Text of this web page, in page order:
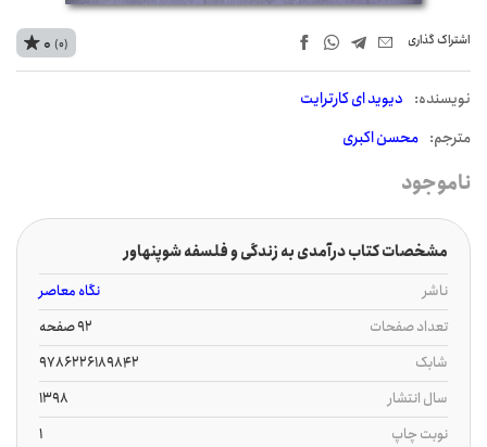
اشتراک‌ گذاری
نويسنده: دیوید ای کارترایت
مترجم: محسن اکبری
0 (0)
ناموجود
مشخصات کتاب درآمدی به زندگی و فلسفه شوپنهاور
ناشر
نگاه معاصر
تعداد صفحات
92 صفحه
شابک
9786226189842
سال انتشار
1398
نوبت چاپ
1